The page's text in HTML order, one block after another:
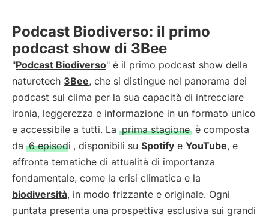
Podcast Biodiverso: il primo
podcast show di 3Bee
"Podcast Biodiverso" è il primo podcast show della
naturetech 3Bee, che si distingue nel panorama dei
podcast sul clima per la sua capacità di intrecciare
ironia, leggerezza e informazione in un formato unico
e accessibile a tutti. La prima stagione è composta
da 6 episodi , disponibili su Spotify e YouTube, e
affronta tematiche di attualità di importanza
fondamentale, come la crisi climatica e la
biodiversità, in modo frizzante e originale. Ogni
puntata presenta una prospettiva esclusiva sui grandi